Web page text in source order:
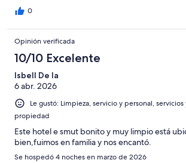
0
Opinión verificada
10/10 Excelente
Isbell De la
6 abr. 2026
Le gustó: Limpieza, servicio y personal,
propiedad
Este hotel e smut bonito y muy limpio está
bien,fuimos en familia y nos encantó.
Se hospedó 4 noches en marzo de 2026